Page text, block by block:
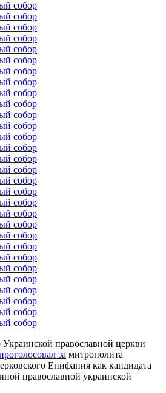
православной церкви
за митрополита
Епифания как кандидата
православной украинской